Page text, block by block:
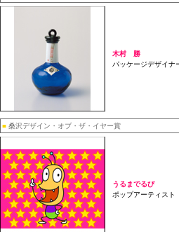
木村 勝
パッケージデザイナ
■ 桑沢デザイン・オブ・ザ・イヤー賞
うるまでるび
ポップアーティスト